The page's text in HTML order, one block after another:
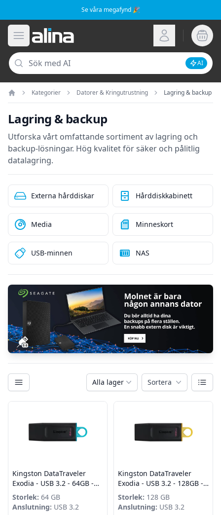
Se våra megafynd 🎉
Öppna meny
Alina.se Logga in
Sök
AI
Hem
Kategorier Datorer & Kringutrustning Lagring & backup
Lagring & backup
Utforska vårt omfattande sortiment av lagring och
backup-lösningar. Hög kvalitet för säker och pålitlig
datalagring.
Externa hårddiskar Hårddiskkabinett
Media Minneskort
USB-minnen NAS
Kategorier Alla lager Sortera Växla
Filter
Produkter
Kingston DataTraveler
Exodia - USB 3.2 - 64GB -
Turkos - Max 2st per kund!
Storlek: 64 GB
Anslutning: USB 3.2
Kingston DataTraveler
Exodia - USB 3.2 - 128GB -
Gul
Storlek: 128 GB
Anslutning: USB 3.2